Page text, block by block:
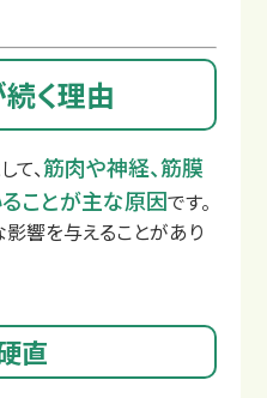
く理由
て、筋肉や神経、筋膜
ことが主な原因です。
影響を与えることがあり
直